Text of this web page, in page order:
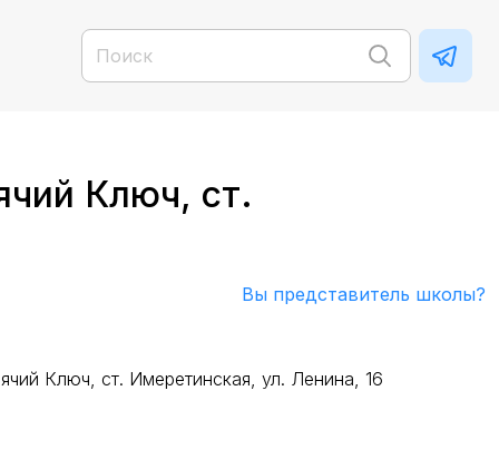
Ключ, ст.
Вы представитель школы?
Ключ, ст. Имеретинская, ул. Ленина, 16